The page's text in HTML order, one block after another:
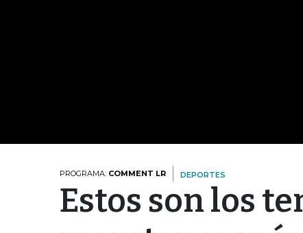
PROGRAMA: COMMENT LR DEPORTES
Estos son los